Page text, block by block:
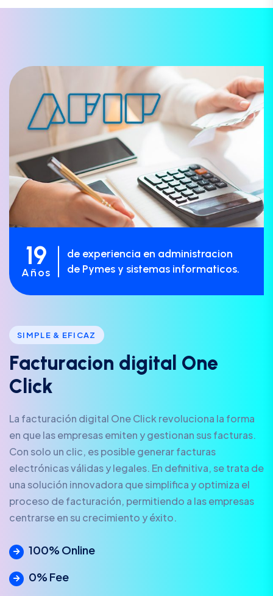
19
Años
de experiencia en administracion
de Pymes y sistemas informaticos.
SIMPLE & EFICAZ
Facturacion d igita One
C ick
La facturación digital One Click revoluciona la forma
en que las empresas emiten y gestionan sus facturas.
Con solo un clic, es posible generar facturas
electrónicas válidas y legales. En definitiva, se trata de
una solución innovadora que simplifica y optimiza el
proceso de facturación, permitiendo a las empresas
centrarse en su crecimiento y éxito.
100% Online
0% Fee